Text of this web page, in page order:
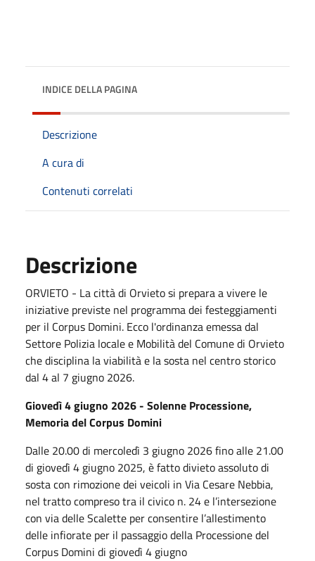
INDICE DELLA PAGINA
Descrizione
A cura di
Contenuti correlati
Descrizione
ORVIETO - La città di Orvieto si prepara a vivere le
iniziative previste nel programma dei festeggiamenti
per il Corpus Domini. Ecco l'ordinanza emessa dal
Settore Polizia locale e Mobilità del Comune di Orvieto
che disciplina la viabilità e la sosta nel centro storico
dal 4 al 7 giugno 2026.
Giovedì 4 giugno 2026 - Solenne Processione,
Memoria del Corpus Domini
Dalle 20.00 di mercoledì 3 giugno 2026 fino alle 21.00
di giovedì 4 giugno 2025, è fatto divieto assoluto di
sosta con rimozione dei veicoli in Via Cesare Nebbia,
nel tratto compreso tra il civico n. 24 e l’intersezione
con via delle Scalette per consentire l’allestimento
delle infiorate per il passaggio della Processione del
Corpus Domini di giovedì 4 giugno